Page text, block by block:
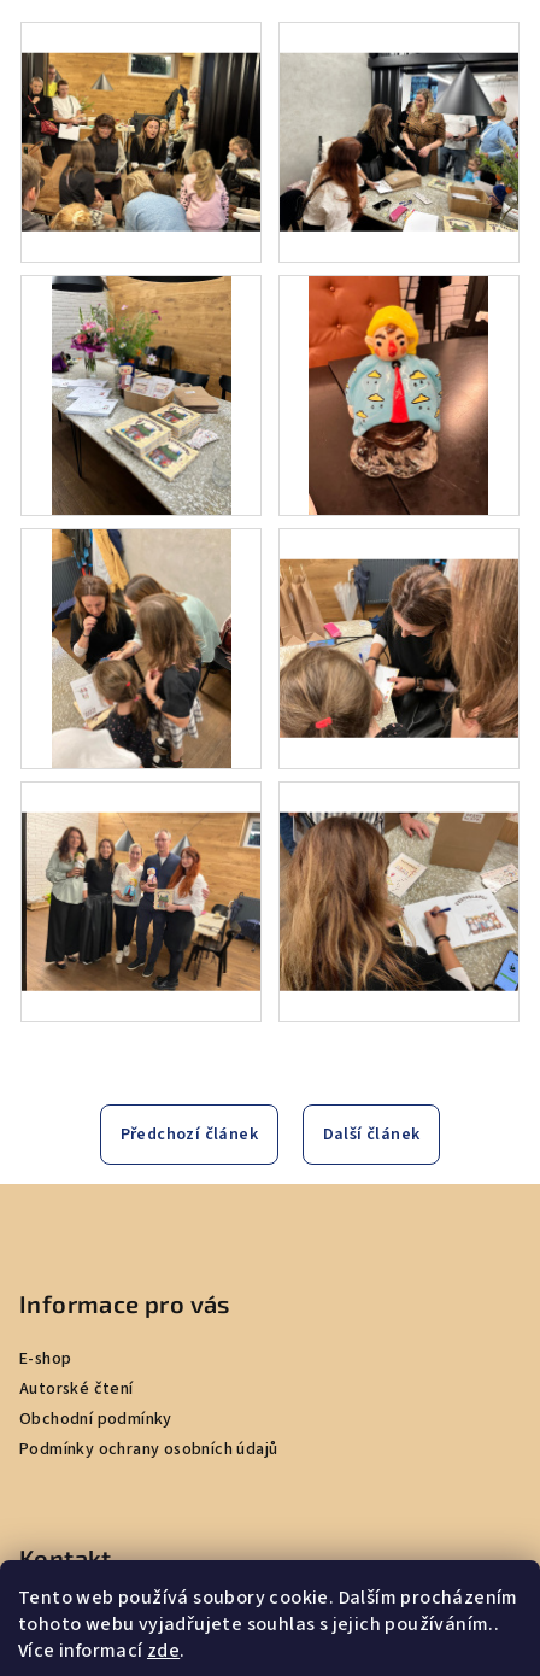
Tento web používá soubory cookie. Dalším procházením
tohoto webu vyjadřujete souhlas s jejich používáním..
Více informacízde.
Předchozí článek Další článek
Informace pro vás
E-shop
Autorské čtení
Obchodní podmínky
Podmínky ochrany osobních údajů
Kontakt
ahoj @ cestoslapci.cz
603943717